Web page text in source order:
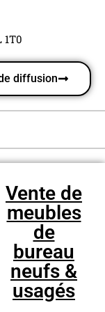
1T0
diffusion
Vente de
meubles
de
bureau
neufs &
usagés